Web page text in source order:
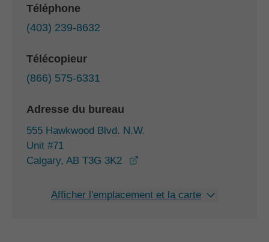
Téléphone
(403) 239-8632
Télécopieur
(866) 575-6331
Adresse du bureau
555 Hawkwood Blvd. N.W.
Unit #71
Calgary, AB T3G 3K2
Afficher l'emplacement et la carte